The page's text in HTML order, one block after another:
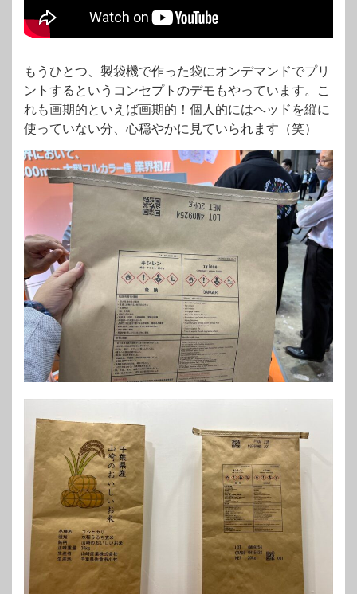
もうひとつ、製袋機で作った袋にオンデマンドでプリ
ントするというコンセプトのデモもやっています。こ
れも画期的といえば画期的！個人的にはヘッドを縦に
使っていない分、心穏やかに見ていられます（笑）